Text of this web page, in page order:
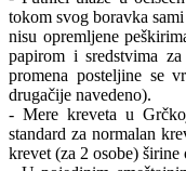
tokom svog boravka
nisu opremljene
papirom i sredstvima
promena posteljine se
drugačije navedeno).
- Mere kreveta u
standard za normalan
krevet (za 2 osobe) širine